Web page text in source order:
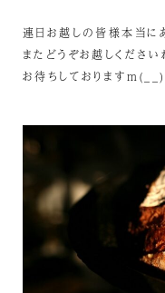
連日お越しの皆様本当に
またどうぞお越しくださ
お待ちしております